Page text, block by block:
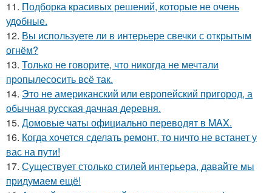
11. Подборка красивых решений, которые не очень
удобные.
12. Вы используете ли в интерьере свечки с открытым
огнём?
13. Только не говорите, что никогда не мечтали
пропылесосить всё так.
14. Это не американский или европейский пригород, а
обычная русская дачная деревня.
15. Домовые чаты официально переводят в MAX.
16. Когда хочется сделать ремонт, то ничто не встанет у
вас на пути!
17. Существует столько стилей интерьера, давайте мы
придумаем ещё!